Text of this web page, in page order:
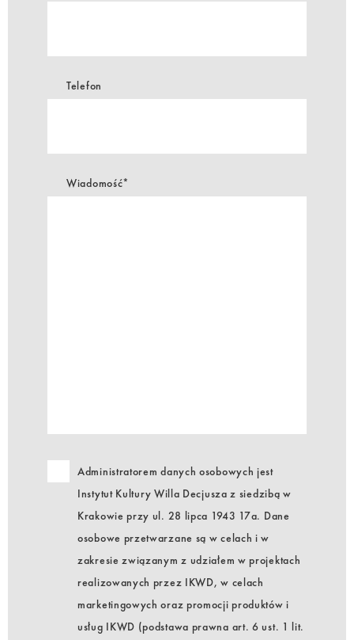
Telefon
Wiadomość*
Administratorem danych osobowych jest
Instytut Kultury Willa Decjusza z siedzibą w
Krakowie przy ul. 28 lipca 1943 17a. Dane
osobowe przetwarzane są w celach i w
zakresie związanym z udziałem w projektach
realizowanych przez IKWD, w celach
marketingowych oraz promocji produktów i
usług IKWD (podstawa prawna art. 6 ust. 1 lit.